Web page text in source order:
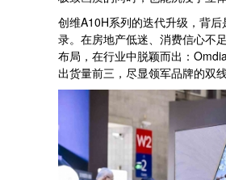
创维A10H系列的迭代升级，背
录。在房地产低迷、消费信心不
布局，在行业中脱颖而出：
出货量前三，尽显领军品牌的双线